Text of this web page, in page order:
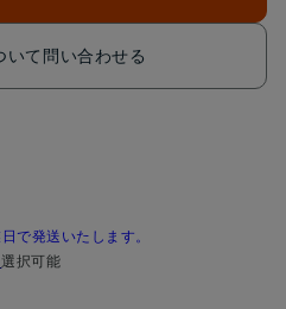
いて問い合わせる
で発送いたします。
選択可能